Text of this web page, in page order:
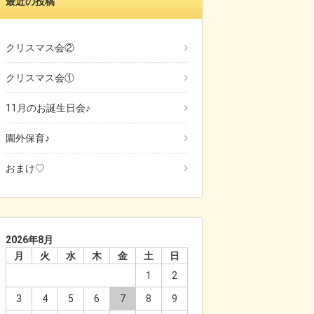
クリスマス会②
クリスマス会①
11月のお誕生日会♪
園外保育♪
おまけ♡
2026年8月
月
火 水 木 金 土
日
1
2
3 4 5 6 7 8 9